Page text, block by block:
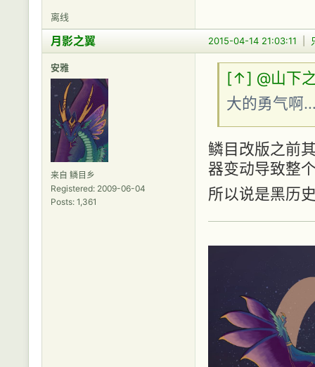
离线
2015-04-14 21:03:11
月影之翼
安雅
来自 鳞目乡
Registered: 2009-06-04
Posts: 1,361
[↑] @山下
大的勇气
鳞目改版之前
器变动导致整
所以说是黑历